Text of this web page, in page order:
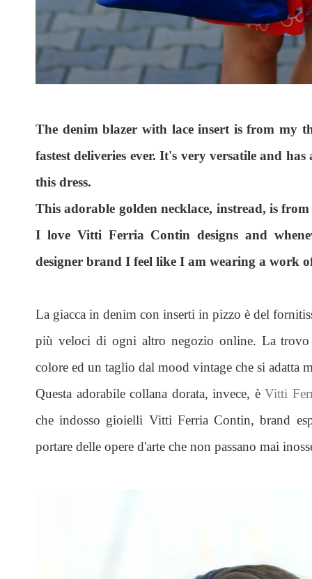
The denim blazer with lace insert is from my
fastest deliveries ever. It's very versatile and
this dress.
This adorable golden necklace, instread, is
I love Vitti Ferria Contin designs and
designer brand I feel like I am wearing a work
La giacca in denim con inserti in pizzo è del
più veloci di ogni altro negozio online. La
colore ed un taglio dal mood vintage che si adatta
Questa adorabile collana dorata, invece, èVitti
che indosso gioielli Vitti Ferria Contin, brand
portare delle opere d'arte che non passano mai